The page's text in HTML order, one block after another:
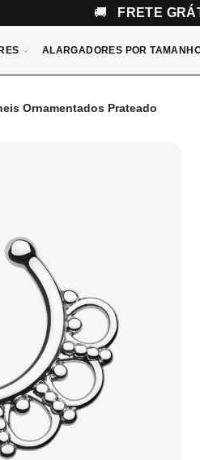
🚚 FRETE
ALARGADORES POR
Ornamentados Prateado